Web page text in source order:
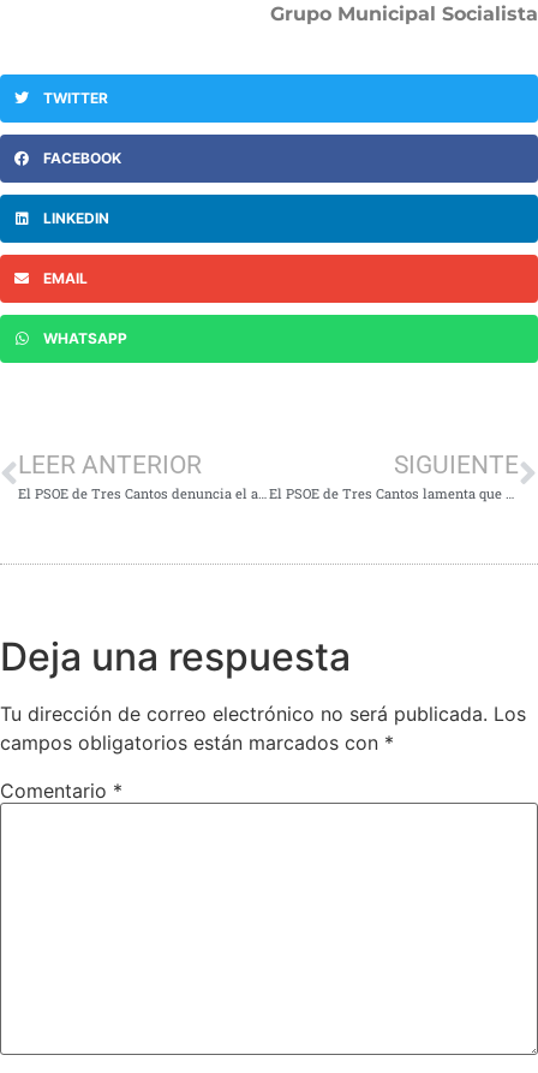
Grupo Municipal Socialista
TWITTER
FACEBOOK
LINKEDIN
EMAIL
WHATSAPP
LEER ANTERIOR SIGUIENTE
Deja una respuesta
Tu dirección de correo electrónico no será publicada. Los
campos obligatorios están marcados con *
Comentario *